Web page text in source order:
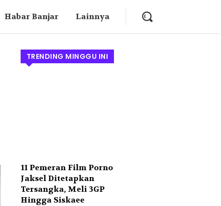
Habar Banjar Lainnya
TRENDING MINGGU INI
11 Pemeran Film Porno
Jaksel Ditetapkan
Tersangka, Meli 3GP
Hingga Siskaee